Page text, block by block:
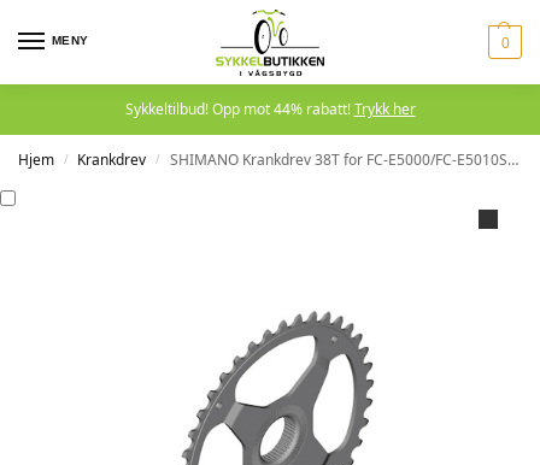
MENY 0
Sykkeltilbud! Opp mot 44% rabatt!Trykk her
Hjem / Krankdrev / SHIMANO Krankdrev 38T for FC-E5000/FC-E5010SM-CRE50